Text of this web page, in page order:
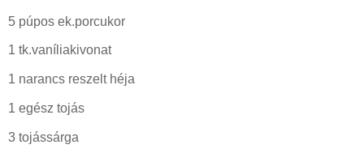
5 púpos ek.porcukor
1 tk.vaníliakivonat
1 narancs reszelt héja
1 egész tojás
3 tojássárga